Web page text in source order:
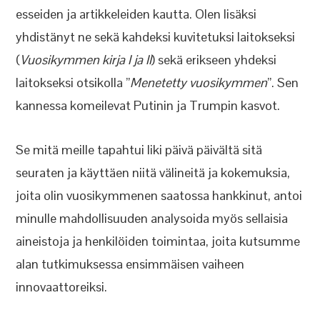
esseiden ja artikkeleiden kautta. Olen lisäksi
yhdistänyt ne sekä kahdeksi kuvitetuksi laitokseksi
(Vuosikymmen kirja I ja II) sekä erikseen yhdeksi
laitokseksi otsikolla ”Menetetty vuosikymmen”. Sen
kannessa komeilevat Putinin ja Trumpin kasvot.
Se mitä meille tapahtui liki päivä päivältä sitä
seuraten ja käyttäen niitä välineitä ja kokemuksia,
joita olin vuosikymmenen saatossa hankkinut, antoi
minulle mahdollisuuden analysoida myös sellaisia
aineistoja ja henkilöiden toimintaa, joita kutsumme
alan tutkimuksessa ensimmäisen vaiheen
innovaattoreiksi.